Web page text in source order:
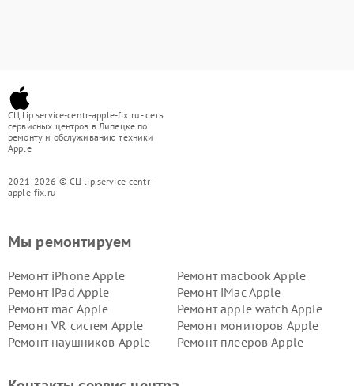
СЦ lip.service-centr-apple-fix.ru - сеть
сервисных центров в Липецке по
ремонту и обслуживанию техники
Apple
2021-2026 © СЦ lip.service-centr-
apple-fix.ru
Мы ремонтируем
Ремонт iPhone Apple
Ремонт macbook Apple
Ремонт iPad Apple
Ремонт iMac Apple
Ремонт mac Apple
Ремонт apple watch Apple
Ремонт VR систем Apple
Ремонт мониторов Apple
Ремонт наушников Apple
Ремонт плееров Apple